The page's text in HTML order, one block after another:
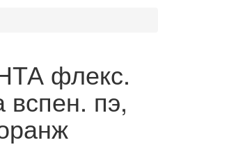
флекс.
вспен. пэ,